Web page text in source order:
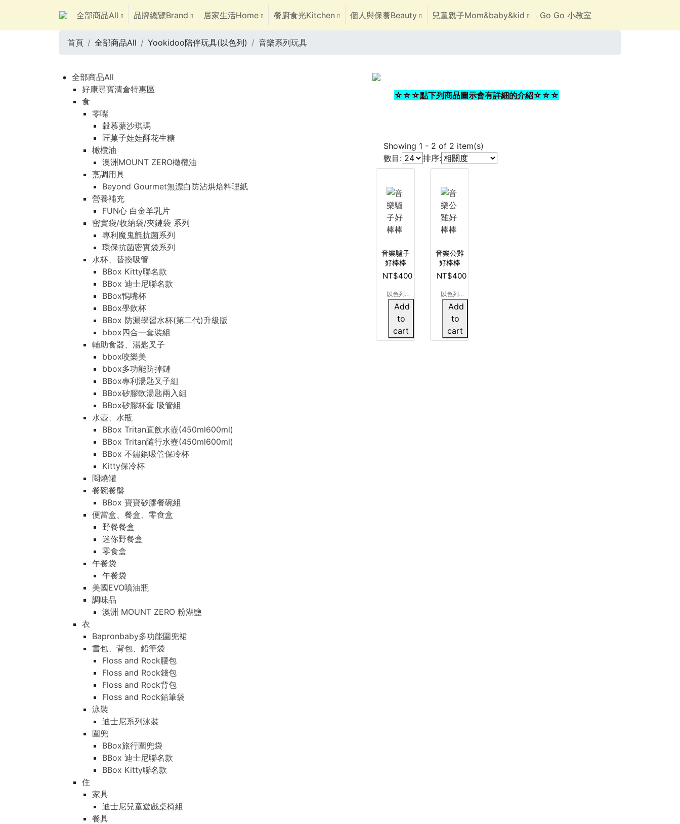
全部商品All 品牌總覽Brand 居家生活Home 餐廚食光Kitchen 個人與保養Beauty 兒童親子Mom&baby&kid Go Go 小教室
首頁 全部商品All Yookidoo陪伴玩具(以色列) 音樂系列玩具
全部商品All
好康尋寶清倉特惠區
食
零嘴
穀慕蒎沙琪瑪
匠菓子娃娃酥花生糖
橄欖油
澳洲MOUNT ZERO橄欖油
烹調用具
Beyond Gourmet無漂白防沾烘焙料理紙
營養補充
FUN心 白金羊乳片
密實袋/收納袋/夾鏈袋 系列
專利魔鬼氈抗菌系列
環保抗菌密實袋系列
水杯、替換吸管
BBox Kitty聯名款
BBox 迪士尼聯名款
BBox鴨嘴杯
BBox學飲杯
BBox 防漏學習水杯(第二代)升級版
bbox四合一套裝組
輔助食器、湯匙叉子
bbox咬樂美
bbox多功能防掉鏈
BBox專利湯匙叉子組
BBox矽膠軟湯匙兩入組
BBox矽膠杯套 吸管組
水壺、水瓶
BBox Tritan直飲水壺(450ml600ml)
BBox Tritan隨行水壺(450ml600ml)
BBox 不鏽鋼吸管保冷杯
Kitty保冷杯
悶燒罐
餐碗餐盤
BBox 寶寶矽膠餐碗組
便當盒、餐盒、零食盒
野餐餐盒
迷你野餐盒
零食盒
午餐袋
午餐袋
美國EVO噴油瓶
調味品
澳洲 MOUNT ZERO 粉湖鹽
衣
Bapronbaby多功能圍兜裙
書包、背包、鉛筆袋
Floss and Rock腰包
Floss and Rock錢包
Floss and Rock背包
Floss and Rock鉛筆袋
泳裝
迪士尼系列泳裝
圍兜
BBox旅行圍兜袋
BBox 迪士尼聯名款
BBox Kitty聯名款
住
家具
迪士尼兒童遊戲桌椅組
餐具
☆☆☆點下列商品圖示會有詳細的介紹☆☆☆
Showing 1 - 2 of 2 item(s)
數目:
排序:
音樂驢子
好棒棒
NT$400
以色列
Yookidoo
音樂系列
玩具
Add
to
cart
音樂公雞
好棒棒
NT$400
以色列
Yookidoo
音樂系列
玩具
Add
to
cart